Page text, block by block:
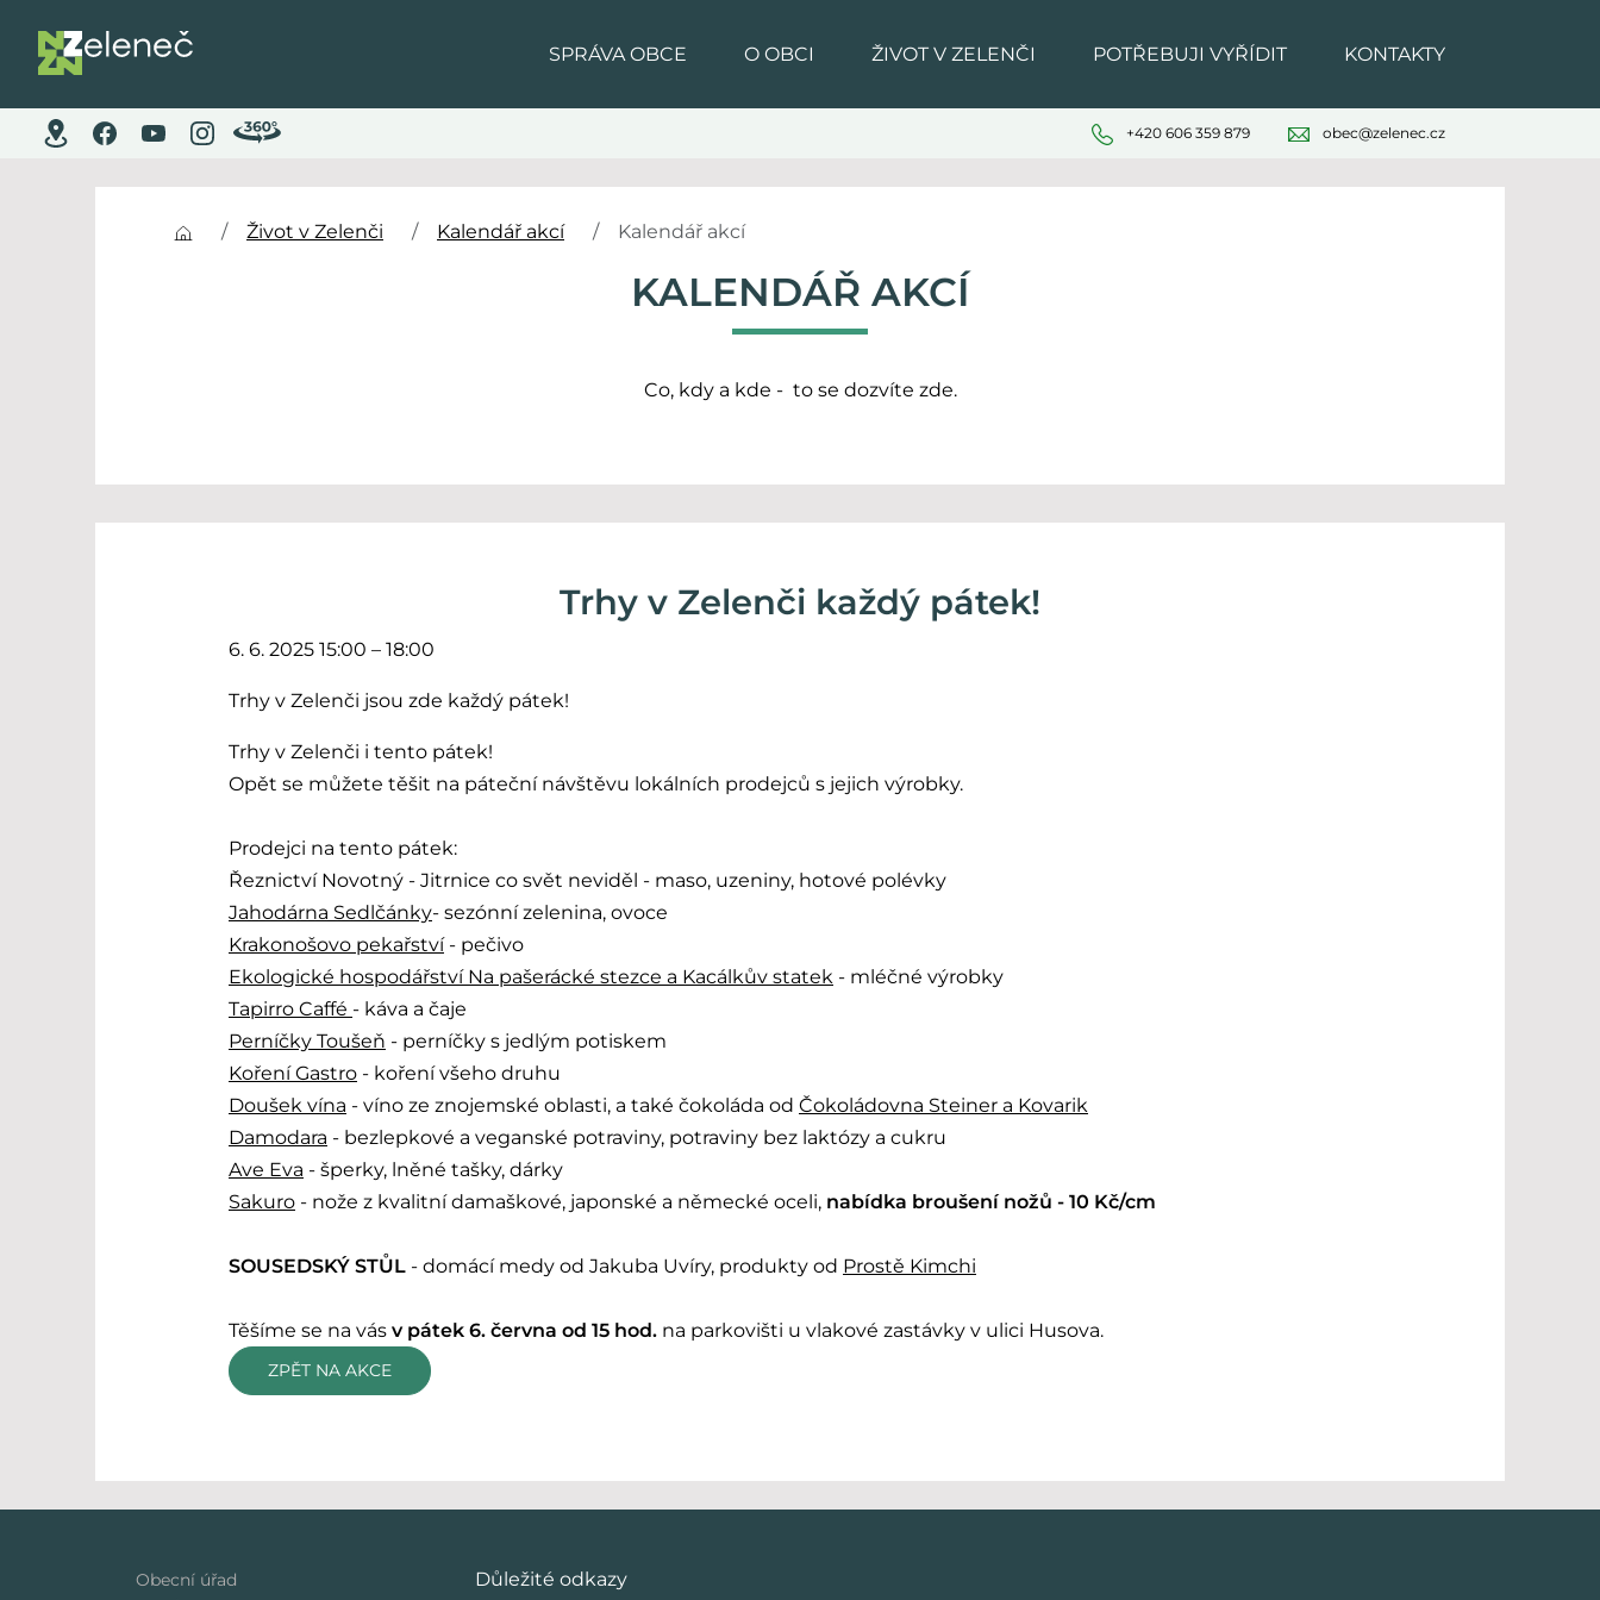
SPRÁVA OBCE O OBCI ŽIVOT V ZELENČI POTŘEBUJI VYŘÍDIT KONTAKTY
+420 606 359 879 obec@zelenec.cz
Život v Zelenči Kalendář akcí Kalendář akcí
KALENDÁŘ AKCÍ
Co, kdy a kde - to se dozvíte zde.
Trhy v Zelenči každý pátek!
6. 6. 2025 15:00 – 18:00
Trhy v Zelenči jsou zde každý pátek!
Trhy v Zelenči i tento pátek!
Opět se můžete těšit na páteční návštěvu lokálních prodejců s jejich výrobky.
Prodejci na tento pátek:
Řeznictví Novotný - Jitrnice co svět neviděl - maso, uzeniny, hotové polévky
Jahodárna Sedlčánky- sezónní zelenina, ovoce
Krakonošovo pekařství- pečivo
Ekologické hospodářství Na pašerácké stezce a Kacálkův statek - mléčné výrobky
Tapirro Caffé - káva a čaje
Perníčky Toušeň - perníčky s jedlým potiskem
Koření Gastro - koření všeho druhu
Doušek vína - víno ze znojemské oblasti, a také čokoláda od Čokoládovna Steiner a Kovarik
Damodara - bezlepkové a veganské potraviny, potraviny bez laktózy a cukru
Ave Eva - šperky, lněné tašky, dárky
Sakuro - nože z kvalitní damaškové, japonské a německé oceli, nabídka broušení nožů - 10 Kč/cm
SOUSEDSKÝ STŮL - domácí medy od Jakuba Uvíry, produkty od Prostě Kimchi
Těšíme se na vás v pátek 6. června od 15 hod. na parkovišti u vlakové zastávky v ulici Husova.
ZPĚT NA AKCE
Obecní úřad
Důležité odkazy